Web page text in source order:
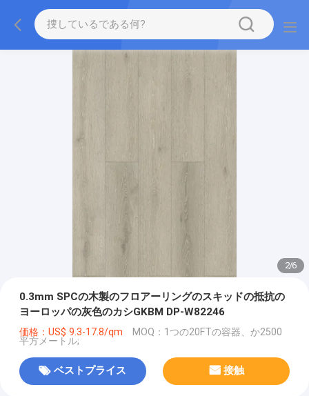
2/6
0.3mm SPCの木製のフロアーリングのスキッドの抵抗の
ヨーロッパの灰色のカシGKBM DP-W82246
価格：US$ 9.3-17.8/qm MOQ：1つの20FTの容器、か2500
平方メートル;
ベストプライス 接触